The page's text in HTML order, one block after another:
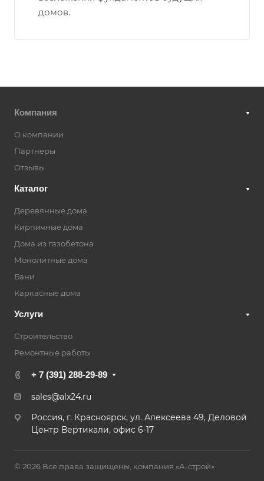
домов.
Компания
О компании
Партнеры
Отзывы
Каталог
Деревянные дома
Кирпичные дома
Дома из газобетона
Монолитные дома
Бани
Каркасные дома
Услуги
Строительство
Ремонтные работы
+ 7 (391) 288-29-89
sales@alx24.ru
Россия, г. Красноярск, ул. Алексеева 49, Деловой
Центр Вертикали, офис 6-17
© 2026 Все права защищены, компания «А-строй»